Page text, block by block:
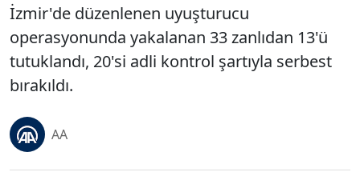
İzmir'de düzenlenen uyuşturucu
operasyonunda yakalanan 33 zanlıdan 13'ü
tutuklandı, 20'si adli kontrol şartıyla serbest
bırakıldı.
AA